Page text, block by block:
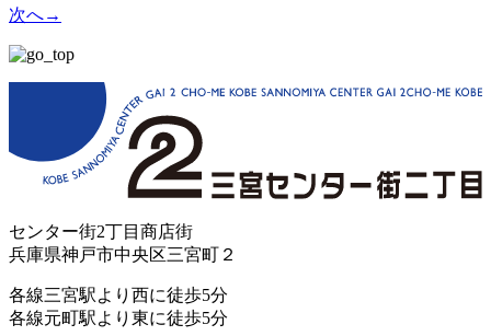
次へ→
センター街2丁目商店街
兵庫県神戸市中央区三宮町２
各線三宮駅より西に徒歩5分
各線元町駅より東に徒歩5分